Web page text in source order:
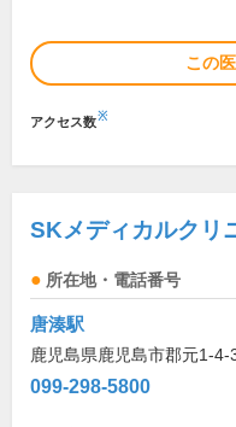
この
アクセス数※
SKメディカルクリ
所在地・電話番号
唐湊駅
鹿児島県鹿児島市郡元1-4-
099-298-5800